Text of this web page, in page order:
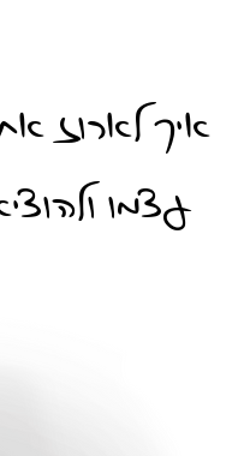
איך לארוז
עצמו ולהוציא